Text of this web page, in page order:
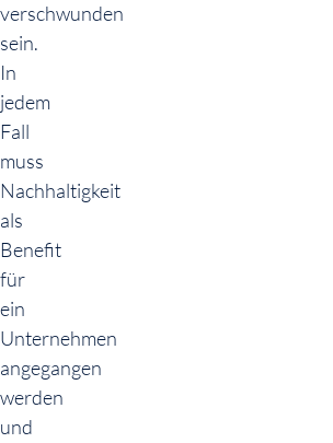
verschwunden
sein.
In
jedem
Fall
muss
Nachhaltigkeit
als
Benefit
für
ein
Unternehmen
angegangen
werden
und